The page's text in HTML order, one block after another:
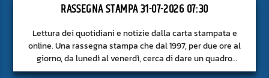
RASSEGNA STAMPA 31-07-2026 07:30
Lettura dei quotidiani e notizie dalla carta stampata e
online. Una rassegna stampa che dal 1997, per due ore al
giorno, da lunedì al venerdì, cerca di dare un quadro
approfondito delle notizie del giorno, senza fermarsi alla